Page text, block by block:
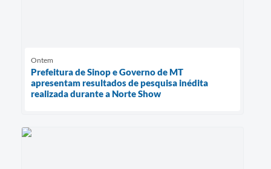
Ontem
Prefeitura de Sinop e Governo de MT
apresentam resultados de pesquisa inédita
realizada durante a Norte Show